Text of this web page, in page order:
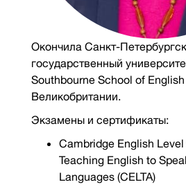
Окончила Санкт-
государственный
Southbourne School of
Великобритании.
Экзамены и сертификаты:
Cambridge English
Teaching English to
Languages (CELTA)